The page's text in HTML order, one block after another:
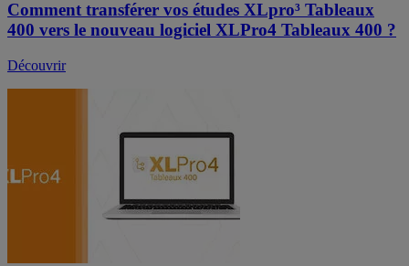
Comment transférer vos études XLpro³ Tableaux
400 vers le nouveau logiciel XLPro4 Tableaux 400 ?
Découvrir